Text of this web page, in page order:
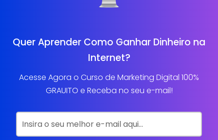
Quer Aprender Como Ganhar Dinheiro na
Internet?
Acesse Agora o Curso de Marketing Digital 100%
GRAUITO e Receba no seu e-mail!